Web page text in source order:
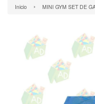
Inicio › MINI GYM SET DE